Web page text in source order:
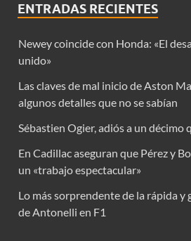
ENTRADAS RECIENTES
Newey coincide con Honda: «El
unido»
Las claves de mal inicio de Aston
algunos detalles que no se sabían
Sébastien Ogier, adiós a un décimo
En Cadillac aseguran que Pérez y
un «trabajo espectacular»
Lo más sorprendente de la rápida
de Antonelli en F1